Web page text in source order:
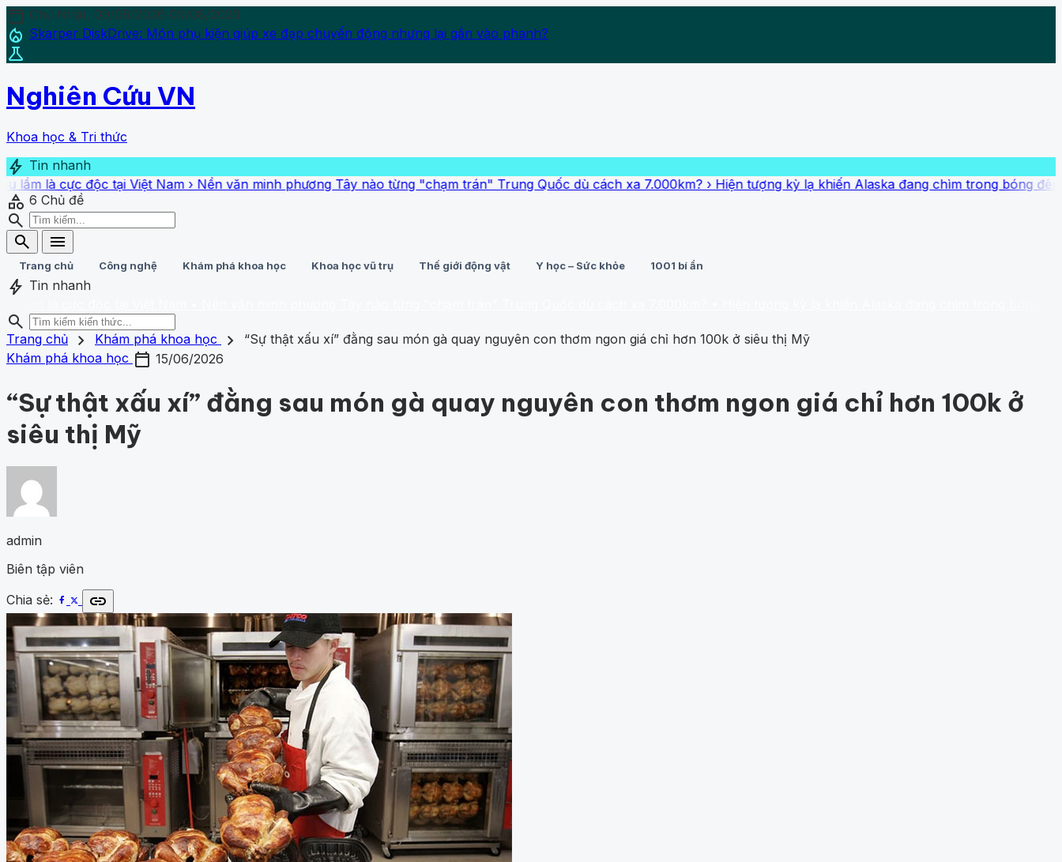
calendar_today Chủ Nhật, 09/08/2026 09/08/2026
local_fire_department Skarper DiskDrive: Món phụ kiện giúp xe đạp chuyển động nhưng lại gắn vào phanh?
science
Nghiên Cứu VN
Khoa học & Tri thức
bolt Tin nhanh
độc tại Việt Nam›Nền văn minh phương Tây nào từng "chạm trán" Trung Quốc dù cách xa 7.000km?›Hiện tượng kỳ lạ khiến Alaska đang chìm trong bóng đêm, không có
category 6 Chủ đề
search
search
menu
Trang chủ Công nghệ Khám phá khoa học Khoa học vũ trụ Thế giới động vật Y học – Sức khỏe 1001 bí ẩn
bolt Tin nhanh
search
homeTrang chủ
Chủ đề
search close
Gợi ý danh mục
động vật1001 bí ẩn Công nghệ
Trang chủ chevron_right Khám phá khoa học chevron_right
“Sự thật xấu xí” đằng sau món gà quay nguyên con thơm ngon giá chỉ hơn 100k ở siêu thị Mỹ
Khám phá khoa học calendar_today 15/06/2026
“Sự thật xấu xí” đằng sau món gà quay nguyên con thơm ngon giá chỉ hơn 100k ở
siêu thị Mỹ
admin
Biên tập viên
Chia sẻ:
link